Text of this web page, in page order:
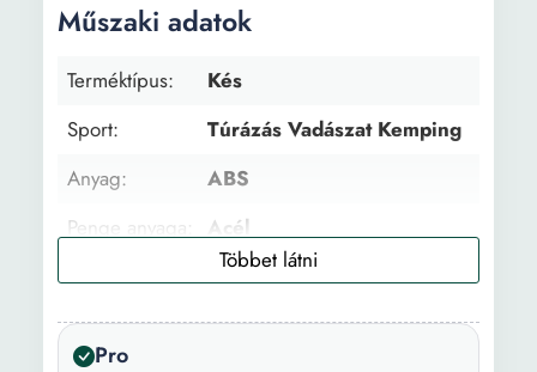
Műszaki adatok
Terméktípus:
Kés
Sport:
Túrázás Vadászat Kemping
Anyag:
ABS
Penge anyaga:
Acél
Főbb
Készlet
Csomag
Pro